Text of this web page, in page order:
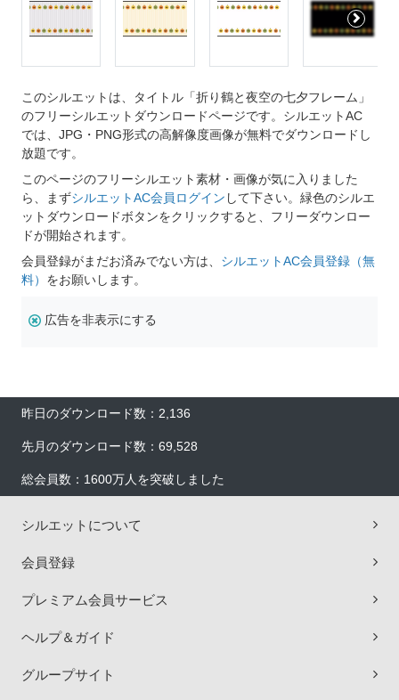
このシルエットは、タイトル「折り鶴と夜空の七夕フレーム」
のフリーシルエットダウンロードページです。シルエットAC
では、JPG・PNG形式の高解像度画像が無料でダウンロードし
放題です。
このページのフリーシルエット素材・画像が気に入りました
ら、まずシルエットAC会員ログイン して下さい。緑色のシルエ
ットダウンロードボタンをクリックすると、フリーダウンロー
ドが開始されます。
会員登録がまだお済みでない方は、 シルエットAC会員登録（無
料） をお願いします。
広告を非表示にする
昨日のダウンロード数：2,136
先月のダウンロード数：69,528
総会員数：1600万人を突破しました
シルエットについて
会員登録
プレミアム会員サービス
ヘルプ＆ガイド
グループサイト